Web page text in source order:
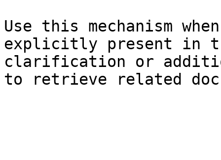
Use this mechanism
explicitly present in
clarification or